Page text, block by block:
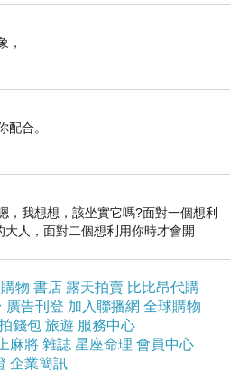
，
配合。
，我想想，該坐實它嗎?面對一個想利
大人，面對二個想利用你時才會開
物 書店 露天拍賣 比比昂代購
廣告刊登 加入聯播網 全球購物
錢包 旅遊 服務中心
麻將 雜誌 星座命理 會員中心
企業簡訊